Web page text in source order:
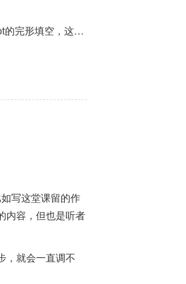
的完形填空，这…
写这堂课留的作
内容，但也是听者
，就会一直调不